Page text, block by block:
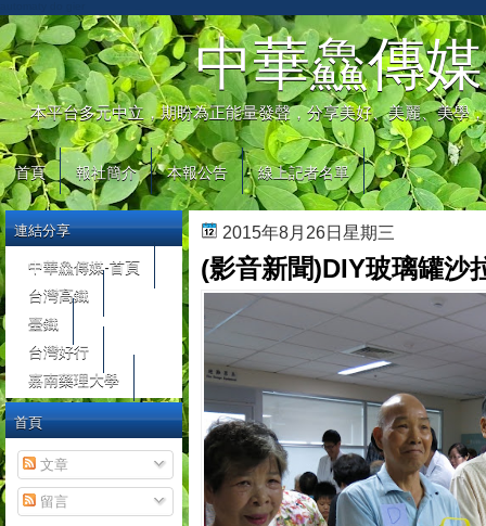
中華鱻傳媒
本平台多元中立，期盼為正能量發聲，分享美好、美麗、美學
首頁 報社簡介 本報公告 線上記者名單
2015年8月26日星期三
(影音新聞)DIY玻璃罐沙
連結分享
中華鱻傳媒-首頁
台灣高鐵
臺鐵
台灣好行
嘉南藥理大學
首頁
文章
留言